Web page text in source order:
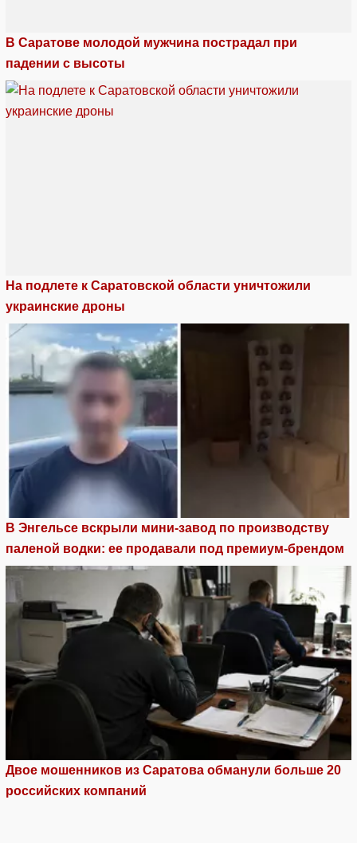
В Саратове молодой мужчина пострадал при
падении с высоты
На подлете к Саратовской области уничтожили
украинские дроны
В Энгельсе вскрыли мини-завод по производству
паленой водки: ее продавали под премиум-брендом
Двое мошенников из Саратова обманули больше 20
российских компаний